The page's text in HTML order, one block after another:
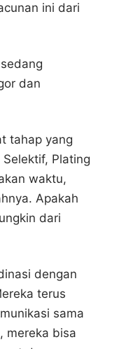
Pemkot
lain
ini dari
dan
tahap yang
Plating
waktu,
Apakah
dari
dengan
terus
sama
mereka bisa
Pemkot
lain